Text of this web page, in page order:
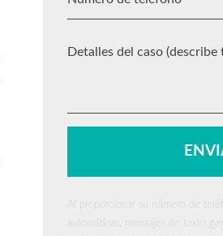
Al proporcionar su número de
automáticas, mensajes de texto